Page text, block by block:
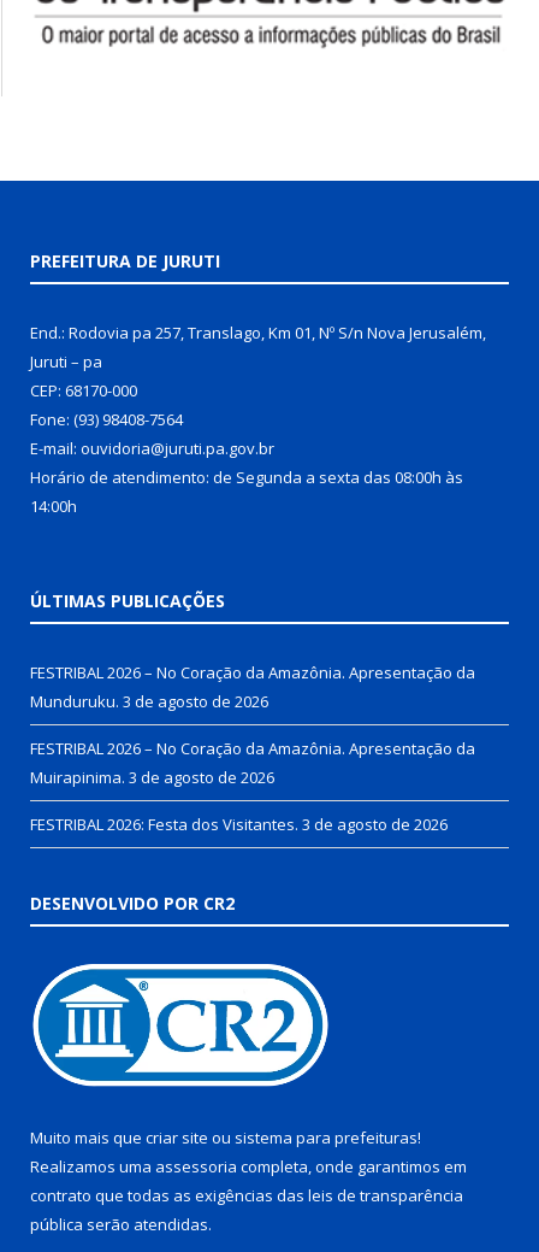
PREFEITURA DE JURUTI
End.: Rodovia pa 257, Translago, Km 01, Nº S/n Nova Jerusalém,
Juruti – pa
CEP: 68170-000
Fone: (93) 98408-7564
E-mail: ouvidoria@juruti.pa.gov.br
Horário de atendimento: de Segunda a sexta das 08:00h às
14:00h
ÚLTIMAS PUBLICAÇÕES
FESTRIBAL 2026 – No Coração da Amazônia. Apresentação da
Munduruku. 3 de agosto de 2026
FESTRIBAL 2026 – No Coração da Amazônia. Apresentação da
Muirapinima. 3 de agosto de 2026
FESTRIBAL 2026: Festa dos Visitantes. 3 de agosto de 2026
DESENVOLVIDO POR CR2
Muito mais que criar site ou sistema para prefeituras!
Realizamos uma assessoria completa, onde garantimos em
contrato que todas as exigências das leis de transparência
pública serão atendidas.